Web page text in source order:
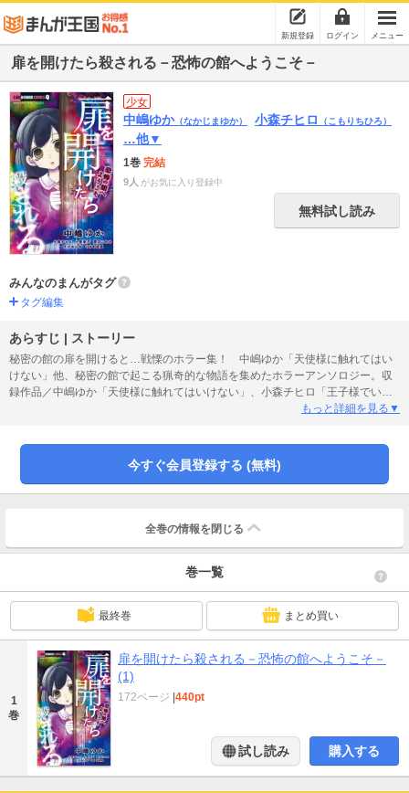
新規登録 ログイン メニュー
扉を開けたら殺される－恐怖の館へようこそ－
少女
中嶋ゆか（なかじまゆか） 小森チヒロ （こもりちひろ）
…他▼
1巻 完結
9人 がお気に入り登録中
無料試し読み
みんなのまんがタグ
タグ編集
あらすじ | ストーリー
秘密の館の扉を開けると…戦慄のホラー集！ 中嶋ゆか「天使様に触れてはい
けない」他、秘密の館で起こる猟奇的な物語を集めたホラーアンソロジー。収
録作品／中嶋ゆか「天使様に触れてはいけない」、小森チヒロ「王子様でいさ
せて」、小室栄子「殺人の館」、環方このみ「白雪姫」「カイダンヘヨウコ
もっと詳細を見る▼
今すぐ会員登録する (無料)
全巻の情報を 閉じる
巻一覧
最終巻 まとめ買い
1
巻
扉を開けたら殺される－恐怖の館へようこそ－
(1)
172ページ 440pt
試し読み 購入する